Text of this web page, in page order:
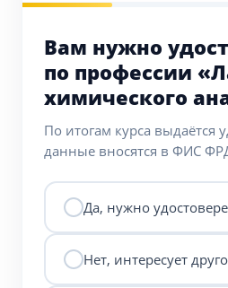
Вам нужно
по профессии
химического
По итогам курса выдаётся
данные вносятся в ФИС
Да, нужно
Нет, интересует